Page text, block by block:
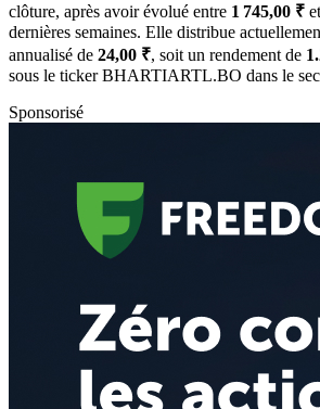
clôture, après avoir évolué entre 1 745,00 ₹ et
dernières semaines. Elle distribue
annualisé de 24,00 ₹, soit un rendement de
sous le tickerBHARTIARTL.BO dans le
Sponsorisé